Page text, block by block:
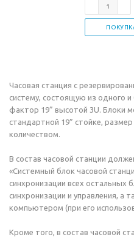
Часовая станция с
систему, состоящую из одного
фактор 19” высотой 3U. Блоки
стандартной 19” стойке,
количеством.
В состав часовой станции
«Системный блок часовой
синхронизации всех остальных
синхронизации и управления, а
компьютером (при его
Кроме того, в состав часовой